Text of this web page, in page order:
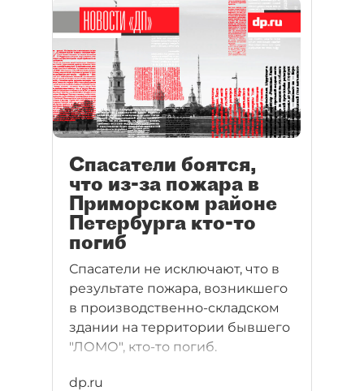
Спасатели боятся,
что из-за пожара в
Приморском районе
Петербурга кто-то
погиб
Спасатели не исключают, что в
результате пожара, возникшего
в производственно-складском
здании на территории бывшего
"ЛОМО", кто-то погиб.
dp.ru